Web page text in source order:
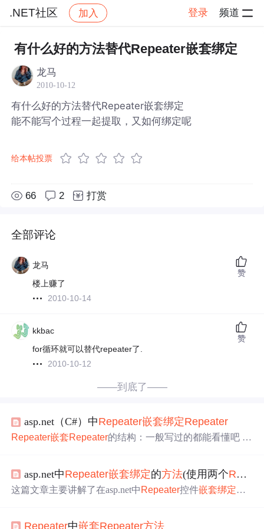
.NET社区 加入 登录 频道
社区 .NET社区 帖子详情
有什么好的方法替代Repeater嵌套绑定
龙马
2010-10-12
有什么好的方法替代Repeater嵌套绑定
能不能写个过程一起提取，又如何绑定呢
给本帖投票
66 2 打赏
全部评论
龙马
楼上赚了
2010-10-14
赞
kkbac
for循环就可以替代repeater了.
2010-10-12
赞
——到底了——
asp.net（C#）中Repeater嵌套绑定Repeater
Repeater嵌套Repeater的结构：一般写过的都能看懂吧 pri
uestionTypeAndCount(
asp.net中Repeater嵌套绑定的方法(使用两个Repeater
这篇文章主要讲解了在asp.net中 Repeater控件嵌套绑定的
件通常都位于大多数 ASP.NET 页的左边，它使用户能够按
Repeater中嵌套Repeater方法